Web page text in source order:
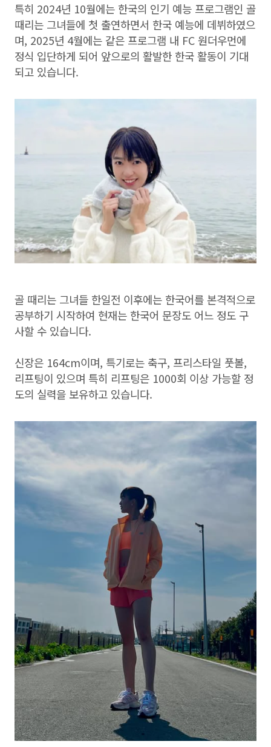
특히 2024년 10월에는 한국의 인기 예능 프로그램인 골
때리는 그녀들에 첫 출연하면서 한국 예능에 데뷔하였으
며, 2025년 4월에는 같은 프로그램 내 FC 원더우먼에
정식 입단하게 되어 앞으로의 활발한 한국 활동이 기대
되고 있습니다.
골 때리는 그녀들 한일전 이후에는 한국어를 본격적으로
공부하기 시작하여 현재는 한국어 문장도 어느 정도 구
사할 수 있습니다.
신장은 164cm이며, 특기로는 축구, 프리스타일 풋볼,
리프팅이 있으며 특히 리프팅은 1000회 이상 가능할 정
도의 실력을 보유하고 있습니다.